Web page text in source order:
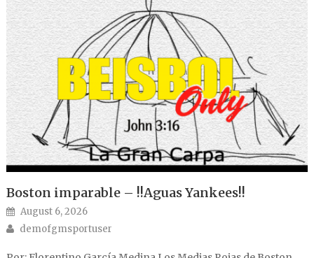
Boston imparable – !!Aguas Yankees!!
Posted on
August 6, 2026
Author
demofgmsportuser